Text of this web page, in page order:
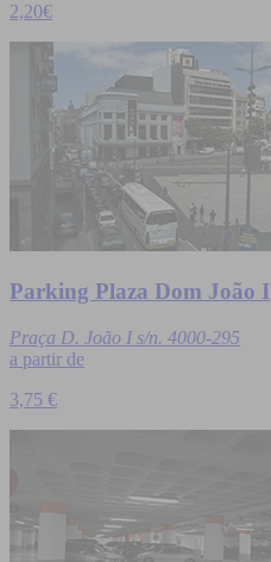
2,20€
Parking Plaza Dom João I
Praça D. João I s/n. 4000-295
a partir de
3,75 €